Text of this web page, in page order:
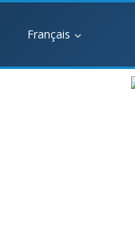
Français